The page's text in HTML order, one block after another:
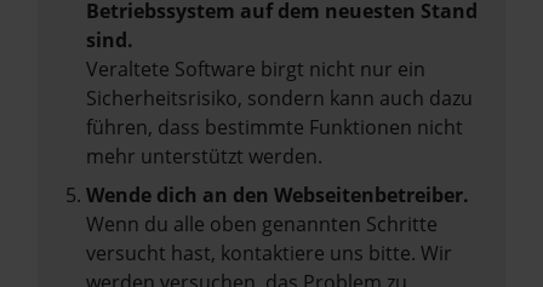
Betriebssystem auf dem neuesten Stand
sind.
Veraltete Software birgt nicht nur ein
Sicherheitsrisiko, sondern kann auch dazu
führen, dass bestimmte Funktionen nicht
mehr unterstützt werden.
Wende dich an den Webseitenbetreiber.
Wenn du alle oben genannten Schritte
versucht hast, kontaktiere uns bitte. Wir